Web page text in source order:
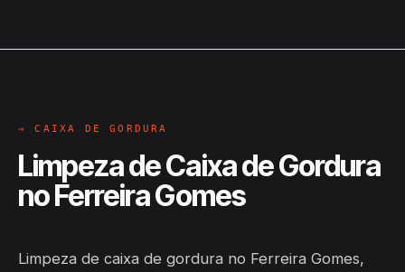
→ CAIXA DE GORDURA
Limpeza de Caixa de Gordura
no Ferreira Gomes
Limpeza de caixa de gordura no Ferreira Gomes,